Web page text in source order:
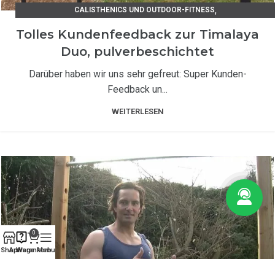
CALISTHENICS UND OUTDOOR-FITNESS,
Tolles Kundenfeedback zur Timalaya
Duo, pulverbeschichtet
Darüber haben wir uns sehr gefreut: Super Kunden-
Feedback un...
WEITERLESEN
ShopAnfrage
0
Warenkorb
Menu